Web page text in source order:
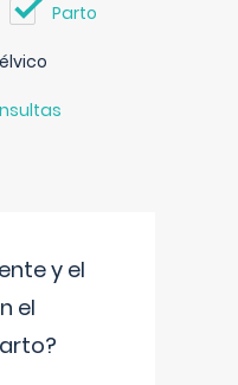
Parto
y el
el